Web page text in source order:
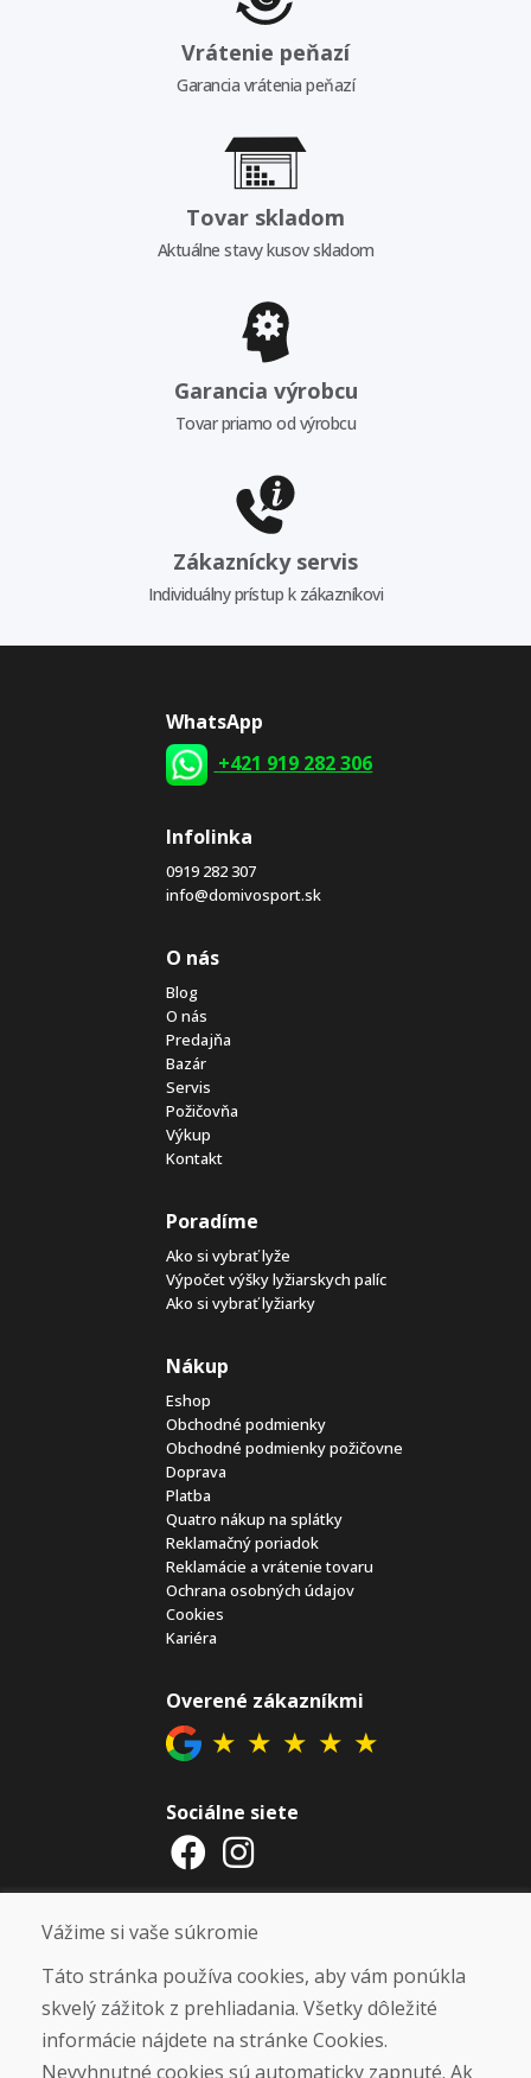
Vrátenie peňazí
Garancia vrátenia peňazí
Tovar skladom
Aktuálne stavy kusov skladom
Garancia výrobcu
Tovar priamo od výrobcu
Zákaznícky servis
Individuálny prístup k zákazníkovi
WhatsApp
+421 919 282 306
Infolinka
0919 282 307
info@domivosport.sk
O nás
Blog
O nás
Predajňa
Bazár
Servis
Požičovňa
Výkup
Kontakt
Poradíme
Ako si vybrať lyže
Výpočet výšky lyžiarskych palíc
Ako si vybrať lyžiarky
Nákup
Eshop
Obchodné podmienky
Obchodné podmienky požičovne
Doprava
Platba
Quatro nákup na splátky
Reklamačný poriadok
Reklamácie a vrátenie tovaru
Ochrana osobných údajov
Cookies
Kariéra
Overené zákazníkmi
★ ★ ★ ★ ★
Sociálne siete
Otváracie hodiny
UKONČENÁ. ĎAKUJEME VÁM ZA
PRIAZEŇ A TEŠÍME SA NA VÁS OPÄŤ
OD 14. 9. 2026.
Vážime si vaše súkromie
Táto stránka používa cookies, aby vám ponúkla
skvelý zážitok z prehliadania. Všetky dôležité
informácie nájdete na stránke Cookies.
Nevyhnutné cookies sú automaticky zapnuté. Ak